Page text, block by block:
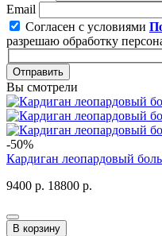
Email
Согласен с условиями
разрешаю обработку
Отправить
Вы смотрели
-50%
Кардиган леопардовый
9400 р. 18800 р.
В корзину